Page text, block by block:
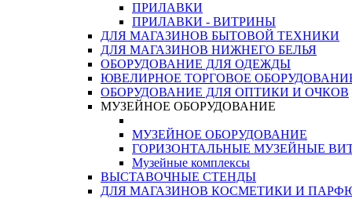
ПРИЛАВКИ
ПРИЛАВКИ - ВИТРИНЫ
ДЛЯ МАГАЗИНОВ БЫТОВОЙ ТЕХНИКИ
ДЛЯ МАГАЗИНОВ НИЖНЕГО БЕЛЬЯ
ОБОРУДОВАНИЕ ДЛЯ ОДЕЖДЫ
ЮВЕЛИРНОЕ ТОРГОВОЕ
ОБОРУДОВАНИЕ ДЛЯ ОПТИКИ И ОЧКОВ
МУЗЕЙНОЕ ОБОРУДОВАНИЕ
МУЗЕЙНОЕ ОБОРУДОВАНИЕ
ГОРИЗОНТАЛЬНЫЕ МУЗЕЙНЫЕ
Музейные комплексы
ВЫСТАВОЧНЫЕ СТЕНДЫ
ДЛЯ МАГАЗИНОВ КОСМЕТИКИ И